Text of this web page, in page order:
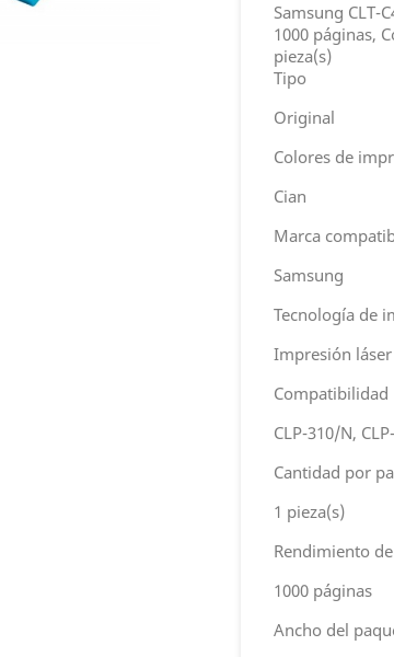
Samsung CLT-
1000 páginas,
pieza(s)
Tipo
Original
Colores de
Cian
Marca
Samsung
Tecnología de
Impresión láser
Compatibilidad
CLP-310/N,
Cantidad por
1 pieza(s)
Rendimiento
1000 páginas
Ancho del